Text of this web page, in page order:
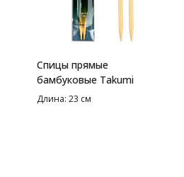
Спицы прямые
бамбуковые Takumi
Длина: 23 см